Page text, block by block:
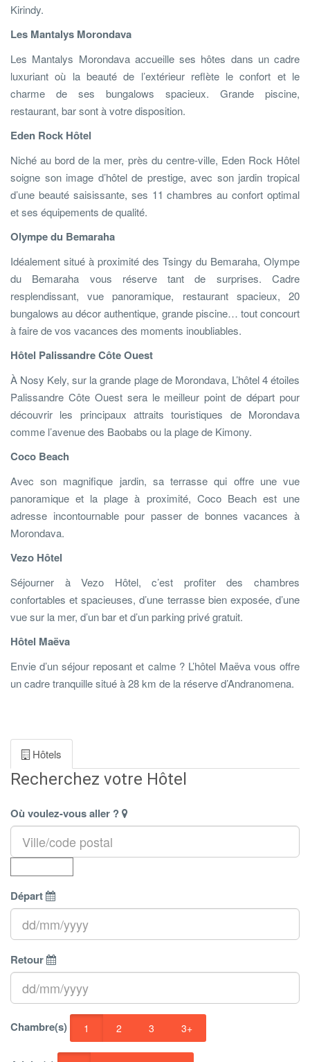
Kirindy.
Les Mantalys Morondava
Les Mantalys Morondava accueille ses hôtes dans un cadre
luxuriant où la beauté de l’extérieur reflète le confort et le
charme de ses bungalows spacieux. Grande piscine,
restaurant, bar sont à votre disposition.
Eden Rock Hôtel
Niché au bord de la mer, près du centre-ville, Eden Rock Hôtel
soigne son image d’hôtel de prestige, avec son jardin tropical
d’une beauté saisissante, ses 11 chambres au confort optimal
et ses équipements de qualité.
Olympe du Bemaraha
Idéalement situé à proximité des Tsingy du Bemaraha, Olympe
du Bemaraha vous réserve tant de surprises. Cadre
resplendissant, vue panoramique, restaurant spacieux, 20
bungalows au décor authentique, grande piscine… tout concourt
à faire de vos vacances des moments inoubliables.
Hôtel Palissandre Côte Ouest
À Nosy Kely, sur la grande plage de Morondava, L’hôtel 4 étoiles
Palissandre Côte Ouest sera le meilleur point de départ pour
découvrir les principaux attraits touristiques de Morondava
comme l’avenue des Baobabs ou la plage de Kimony.
Coco Beach
Avec son magnifique jardin, sa terrasse qui offre une vue
panoramique et la plage à proximité, Coco Beach est une
adresse incontournable pour passer de bonnes vacances à
Morondava.
Vezo Hôtel
Séjourner à Vezo Hôtel, c’est profiter des chambres
confortables et spacieuses, d’une terrasse bien exposée, d’une
vue sur la mer, d’un bar et d’un parking privé gratuit.
Hôtel Maëva
Envie d’un séjour reposant et calme ? L’hôtel Maëva vous offre
un cadre tranquille situé à 28 km de la réserve d’Andranomena.
Hôtels
Recherchez votre Hôtel
Où voulez-vous aller ?
Départ
Retour
Chambre(s) 1 2 3 3+